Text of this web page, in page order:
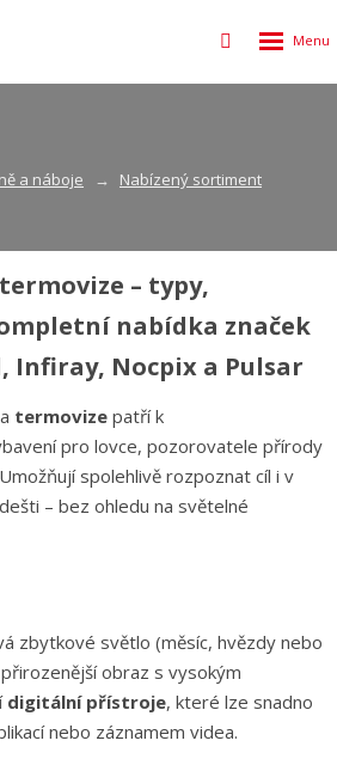
Vyhledávání
Rozbalení
a náboje
Nabízený sortiment
– typy,
nabídka značek
Infiray, Nocpix a Pulsar
termovize patří k
pro lovce, pozorovatele přírody
spolehlivě rozpoznat cíl i v
– bez ohledu na světelné
zbytkové světlo (měsíc, hvězdy nebo
obraz s vysokým
digitální přístroje, které lze snadno
nebo záznamem videa.